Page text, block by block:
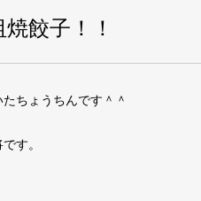
餃子！！
ちょうちんです＾＾
す。